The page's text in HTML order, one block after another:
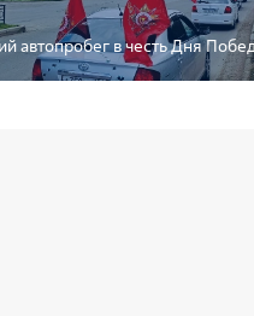
автопробег в честь Дня